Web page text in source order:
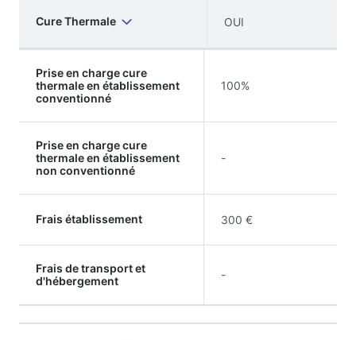
Cure Thermale OUI
Prise en charge cure
thermale en établissement
conventionné
100%
Prise en charge cure
thermale en établissement
non conventionné
-
Frais établissement 300 €
Frais de transport et
d'hébergement
-